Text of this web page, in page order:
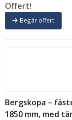
Offert!
Begär offert
Bergskopa –
1850 mm, med